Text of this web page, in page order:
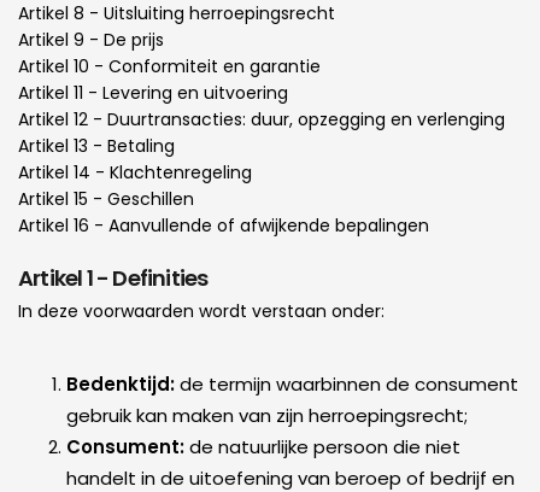
Artikel 8 - Uitsluiting herroepingsrecht
Artikel 9 - De prijs
Artikel 10 - Conformiteit en garantie
Artikel 11 - Levering en uitvoering
Artikel 12 - Duurtransacties: duur, opzegging en verlenging
Artikel 13 - Betaling
Artikel 14 - Klachtenregeling
Artikel 15 - Geschillen
Artikel 16 - Aanvullende of afwijkende bepalingen
Artikel 1 - Definities
In deze voorwaarden wordt verstaan onder:
Bedenktijd:de termijn waarbinnen de consument
gebruik kan maken van zijn herroepingsrecht;
Consument:de natuurlijke persoon die niet
handelt in de uitoefening van beroep of bedrijf en